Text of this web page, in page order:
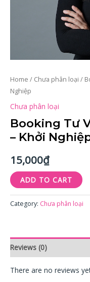
Home / Chưa phân loại /
Nghiệp
Chưa phân loại
Booking Tư
– Khởi
15,000₫
ADD TO CART
Category: Chưa phân loại
Reviews (0)
There are no reviews